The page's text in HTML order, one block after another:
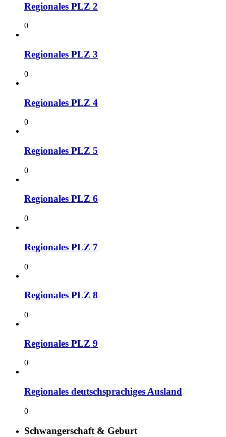
Regionales PLZ 2
0
Regionales PLZ 3
0
Regionales PLZ 4
0
Regionales PLZ 5
0
Regionales PLZ 6
0
Regionales PLZ 7
0
Regionales PLZ 8
0
Regionales PLZ 9
0
Regionales deutschsprachiges Ausland
0
Schwangerschaft & Geburt